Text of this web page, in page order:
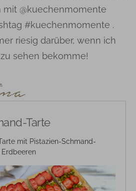
@kuechenmomente
#kuechenmomente .
riesig darüber, wenn ich
sehen bekomme!
Tarte
mit Pistazien-Schmand-